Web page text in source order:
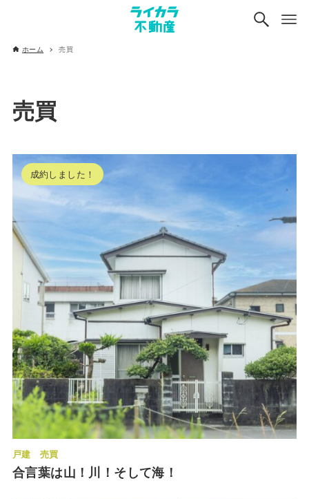
ホーム 売買
売買
成約しました！
戸建 売買
合言葉は山！川！そして海！